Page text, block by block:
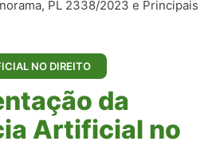
PL 2338/2023 e Principais
NO DIREITO
da
Artificial no